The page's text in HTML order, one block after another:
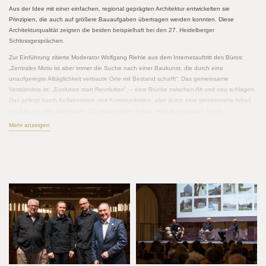
Aus der Idee mit einer einfachen, regional geprägten Architektur entwickelten sie
Prinzipien, die auch auf größere Bauaufgaben übertragen werden konnten. Diese
Architekturqualität zeigten die beiden beispielhaft bei den 27. Heidelberger
Schlossgesprächen.
Zur Einführung zitierte Moderator Wolfgang Riehle aus dem Internetauftritt des Büros:
„Zentrales Motiv ist aber immer die Suche nach einer Baukunst, die durch eine
unaufgeregte Alltäglichkeit vertraute Orte mit Bestand schafft“. Das gemeinsame
Verständnis ist: „Evolution statt Revolution“, – eine Brücke zwischen Alt und neu schlagen.
Das gelingt durch Kollaboration und Kommunikation, also durch eine gemeinsame Arbeit
Verständnis manchmal mehr zählt als die Norm. Dabei ist im Bregenzerwald das Bauen mit
Baukörper der Seilbahnstation der Patscherkofel Bahn, bei dem die Regelung der
Besucherströme im Vordergrund steht und der „Kunstraum Kassel“, ein flexibler
Ausstellungsraum für Studierende, respektvoll in den denkmalgeschützten Bestand
eingegliedert, mit Low-Tech-Architektur, einem flexiblen Ausstellungsraum und der
auffälligen Belichtung durch zahllose Glaslinsen.
Als eigenes Büro haben Innauer Matt ein ehemaliges Fotoatelier, erbaut von Leopold
Kauffmann, einem der Urväter der Vorarlberger Architektur, mit wenigen, geschickten
Mehr anzeigen